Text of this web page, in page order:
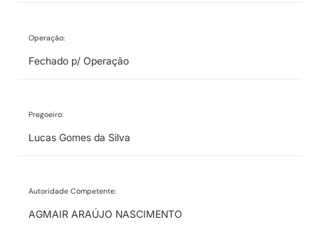
Operação:
Fechado p/ Operação
Pregoeiro:
Lucas Gomes da Silva
Autoridade Competente:
AGMAIR ARAÚJO NASCIMENTO